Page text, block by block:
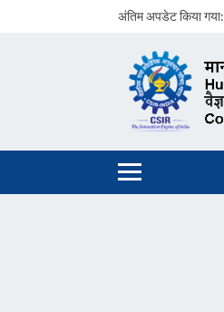
अंतिम अपडेट किया गया: